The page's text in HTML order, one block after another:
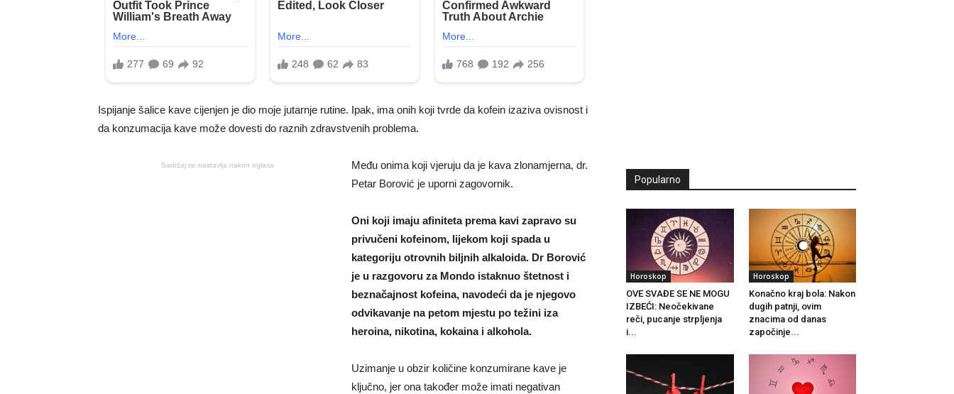
Ispijanje šalice kave cijenjen je dio moje jutarnje rutine. Ipak, ima onih koji tvrde da kofein izaziva ovisnost i
da konzumacija kave može dovesti do raznih zdravstvenih problema.
Sadržaj se nastavlja nakon oglasa
Među onima koji vjeruju da je kava zlonamjerna, dr.
Petar Borović je uporni zagovornik.
Oni koji imaju afiniteta prema kavi zapravo su
privučeni kofeinom, lijekom koji spada u
kategoriju otrovnih biljnih alkaloida. Dr Borović
je u razgovoru za Mondo istaknuo štetnost i
beznačajnost kofeina, navodeći da je njegovo
odvikavanje na petom mjestu po težini iza
heroina, nikotina, kokaina i alkohola.
Uzimanje u obzir količine konzumirane kave je
ključno, jer ona također može imati negativan
Popularno
Horoskop
OVE SVAĐE SE NE MOGU
IZBEĆI: Neočekivane
reči, pucanje strpljenja
i...
Horoskop
Konačno kraj bola: Nakon
dugih patnji, ovim
znacima od danas
započinje...